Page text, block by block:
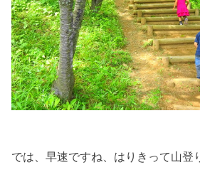
では、早速ですね、はりきって山登